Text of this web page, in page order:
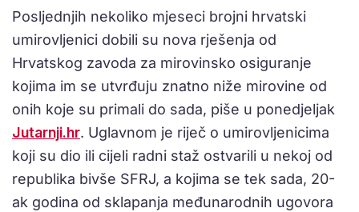
Posljednjih nekoliko mjeseci brojni hrvatski
umirovljenici dobili su nova rješenja od
Hrvatskog zavoda za mirovinsko osiguranje
kojima im se utvrđuju znatno niže mirovine od
onih koje su primali do sada, piše u ponedjeljak
Jutarnji.hr. Uglavnom je riječ o umirovljenicima
koji su dio ili cijeli radni staž ostvarili u nekoj od
republika bivše SFRJ, a kojima se tek sada, 20-
ak godina od sklapanja međunarodnih ugovora